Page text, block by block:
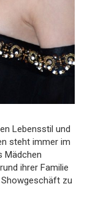
Lebensstil und
steht immer im
Mädchen
ihrer Familie
zu